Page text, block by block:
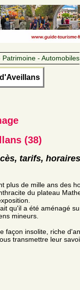
- Automobiles
(38)
tarifs, horaires
plus de mille ans des
du plateau
qu'il a été aménagé
mineurs.
façon insolite, riche
transmettre leur